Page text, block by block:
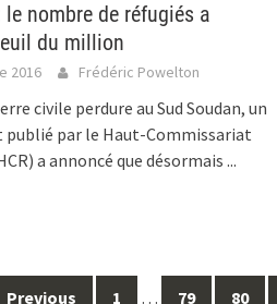
le nombre de réfugiés a
du million
2016 Frédéric Powelton
civile perdure au Sud Soudan, un
par le Haut-Commissariat
a annoncé que désormais ...
Previous 1 … 79 80